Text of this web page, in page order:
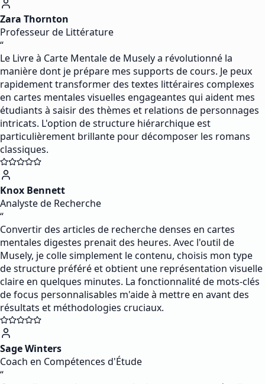
Zara Thornton
Professeur de Littérature
“
Le Livre à Carte Mentale de Musely a révolutionné la
manière dont je prépare mes supports de cours. Je peux
rapidement transformer des textes littéraires complexes
en cartes mentales visuelles engageantes qui aident mes
étudiants à saisir des thèmes et relations de personnages
intricats. L'option de structure hiérarchique est
particulièrement brillante pour décomposer les romans
classiques.
Knox Bennett
Analyste de Recherche
“
Convertir des articles de recherche denses en cartes
mentales digestes prenait des heures. Avec l'outil de
Musely, je colle simplement le contenu, choisis mon type
de structure préféré et obtient une représentation visuelle
claire en quelques minutes. La fonctionnalité de mots-clés
de focus personnalisables m'aide à mettre en avant des
résultats et méthodologies cruciaux.
Sage Winters
Coach en Compétences d'Étude
“